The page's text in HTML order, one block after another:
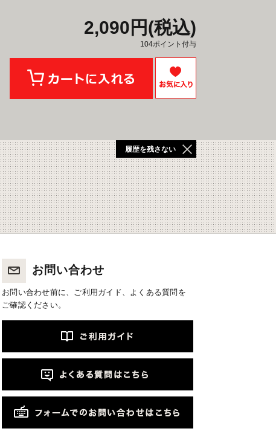
2,090円(税込)
104ポイント付与
履歴を残さない
お問い合わせ
お問い合わせ前に、ご利用ガイド、よくある質問を
ご確認ください。